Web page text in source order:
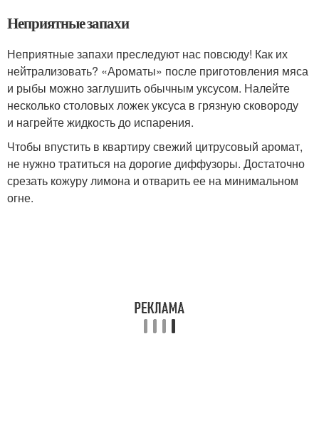
Неприятные запахи
Неприятные запахи преследуют нас повсюду! Как их
нейтрализовать? «Ароматы» после приготовления мяса
и рыбы можно заглушить обычным уксусом. Налейте
несколько столовых ложек уксуса в грязную сковороду
и нагрейте жидкость до испарения.
Чтобы впустить в квартиру свежий цитрусовый аромат,
не нужно тратиться на дорогие диффузоры. Достаточно
срезать кожуру лимона и отварить ее на минимальном
огне.